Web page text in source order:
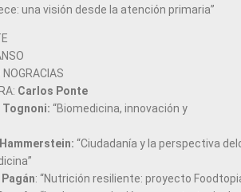
una visión desde la atención primaria”
NOGRACIAS
Carlos Ponte
Tognoni: “Biomedicina, innovación y
“Ciudadanía y la perspectiva
: “Nutrición resiliente: proyecto